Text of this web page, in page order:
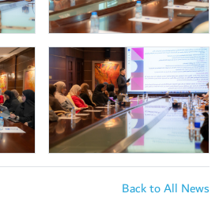
Back to All News